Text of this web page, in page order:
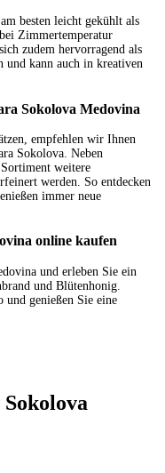
besten leicht gekühlt als
Zimmertemperatur
zudem hervorragend als
und kann auch in kreativen
Sokolova Medovina
empfehlen wir Ihnen
Sokolova. Neben
weitere
werden. So entdecken
immer neue
online kaufen
und erleben Sie ein
und Blütenhonig.
und genießen Sie eine